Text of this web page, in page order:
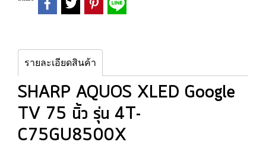
รายละเอียดสินค้า
SHARP AQUOS XLED Google
TV 75 นิ้ว รุ่น 4T-
C75GU8500X